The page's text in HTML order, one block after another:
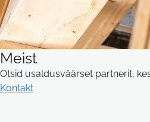
Meist
Otsid usaldusväärset partnerit,
Kontakt